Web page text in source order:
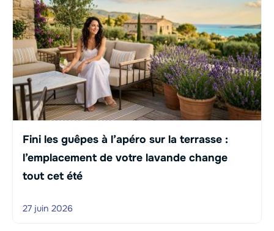
Fini les guêpes à l’apéro sur la terrasse :
l’emplacement de votre lavande change
tout cet été
27 juin 2026